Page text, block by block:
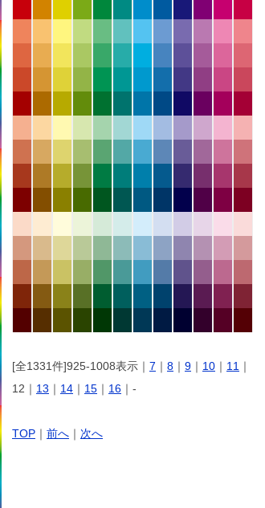
[全1331件]925-1008表示｜ 7 ｜ 8 ｜ 9 ｜ 10 ｜ 11 ｜
12｜ 13 ｜ 14 ｜ 15 ｜ 16 ｜-
TOP ｜ 前へ ｜ 次へ